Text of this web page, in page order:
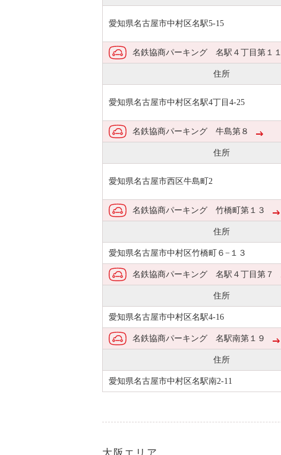
愛知県名古屋市中村区名駅5-15
名鉄協商パーキング 名駅４丁目第１１
住所
愛知県名古屋市中村区名駅4丁目4-25
名鉄協商パーキング 牛島第８
住所
愛知県名古屋市西区牛島町2
名鉄協商パーキング 竹橋町第１３
住所
愛知県名古屋市中村区竹橋町６−１３
名鉄協商パーキング 名駅４丁目第７
住所
愛知県名古屋市中村区名駅4-16
名鉄協商パーキング 名駅南第１９
住所
愛知県名古屋市中村区名駅南2-11